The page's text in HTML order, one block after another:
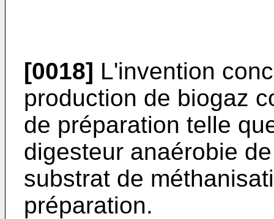
[0018] L'invention
production de biogaz
de préparation telle
digesteur anaérobie
substrat de
préparation.